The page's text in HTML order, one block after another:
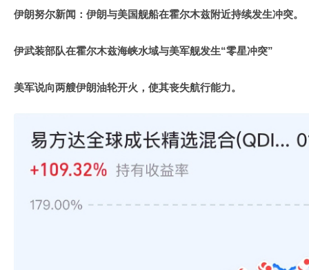
伊朗努尔新闻：伊朗与美国舰船在霍尔木兹附近持续发生冲突。
伊武装部队在霍尔木兹海峡水域与美军舰发生“零星冲突”
美军说向两艘伊朗油轮开火，使其丧失航行能力。